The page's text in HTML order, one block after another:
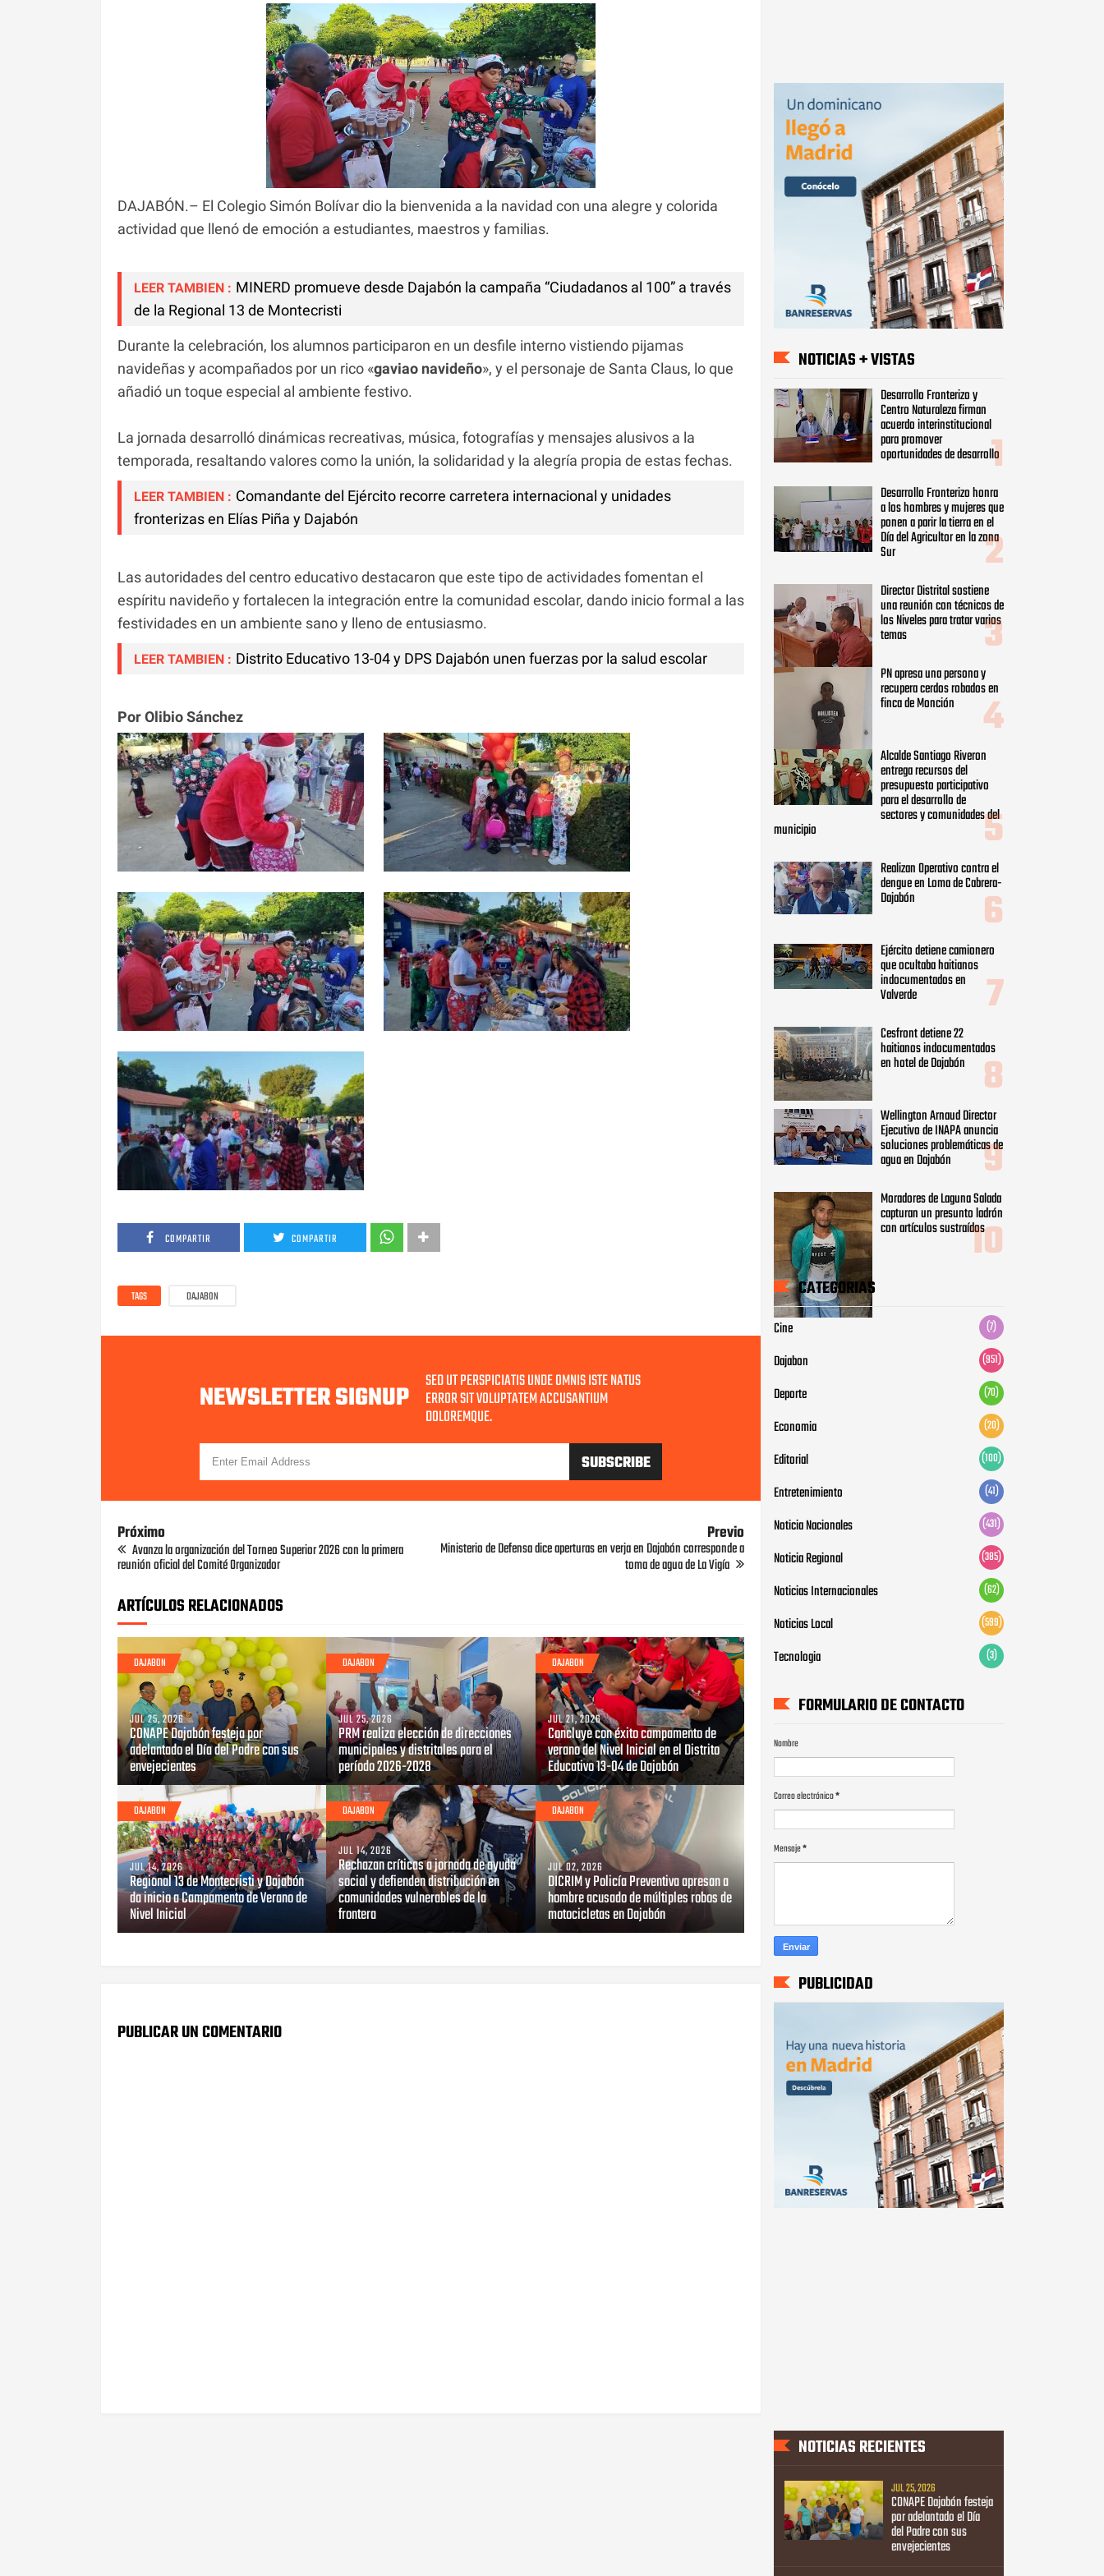
DAJABÓN.– El Colegio Simón Bolívar dio la bienvenida a la navidad con una alegre y colorida
actividad que llenó de emoción a estudiantes, maestros y familias.
LEER TAMBIEN : MINERD promueve desde Dajabón la campaña “Ciudadanos al 100” a través
de la Regional 13 de Montecristi
Durante la celebración, los alumnos participaron en un desfile interno vistiendo pijamas
navideñas y acompañados por un rico «gaviao navideño», y el personaje de Santa Claus, lo que
añadió un toque especial al ambiente festivo.
La jornada desarrolló dinámicas recreativas, música, fotografías y mensajes alusivos a la
temporada, resaltando valores como la unión, la solidaridad y la alegría propia de estas fechas.
LEER TAMBIEN : Comandante del Ejército recorre carretera internacional y unidades
fronterizas en Elías Piña y Dajabón
Las autoridades del centro educativo destacaron que este tipo de actividades fomentan el
espíritu navideño y fortalecen la integración entre la comunidad escolar, dando inicio formal a las
festividades en un ambiente sano y lleno de entusiasmo.
LEER TAMBIEN : Distrito Educativo 13-04 y DPS Dajabón unen fuerzas por la salud escolar
Por Olibio Sánchez
COMPARTIR COMPARTIR
TAGS DAJABON
NEWSLETTER SIGNUP SED UT PERSPICIATIS UNDE OMNIS ISTE NATUS
ERROR SIT VOLUPTATEM ACCUSANTIUM
DOLOREMQUE.
Próximo
Avanza la organización del Torneo Superior 2026 con la primera
reunión oficial del Comité Organizador
Previo
Ministerio de Defensa dice aperturas en verja en Dajabón corresponde a
toma de agua de La Vigía
ARTÍCULOS RELACIONADOS
DAJABON
JUL 25, 2026
CONAPE Dajabón festeja por
adelantado el Día del Padre con sus
envejecientes
DAJABON
JUL 25, 2026
PRM realiza elección de direcciones
municipales y distritales para el
período 2026-2028
DAJABON
JUL 21, 2026
Concluye con éxito campamento de
verano del Nivel Inicial en el Distrito
Educativo 13-04 de Dajabón
DAJABON
JUL 14, 2026
Regional 13 de Montecristi y Dajabón
da inicio a Campamento de Verano de
Nivel Inicial
DAJABON
JUL 14, 2026
Rechazan críticas a jornada de ayuda
social y defienden distribución en
comunidades vulnerables de la
frontera
DAJABON
JUL 02, 2026
DICRIM y Policía Preventiva apresan a
hombre acusado de múltiples robos de
motocicletas en Dajabón
PUBLICAR UN COMENTARIO
NOTICIAS + VISTAS
Desarrollo Fronterizo y
Centro Naturaleza firman
acuerdo interinstitucional
para promover
oportunidades de desarrollo
Desarrollo Fronterizo honra
a los hombres y mujeres que
ponen a parir la tierra en el
Sur
Director Distrital sostiene
una reunión con técnicos de
los Niveles para tratar varios
temas
PN apresa una persona y
recupera cerdos robados en
finca de Monción
Alcalde Santiago Riveron
entrega recursos del
presupuesto participativo
para el desarrollo de
sectores y comunidades del
municipio
Realizan Operativo contra el
dengue en Loma de Cabrera-
Dajabón
Ejército detiene camionero
que ocultaba haitianos
indocumentados en
Valverde
haitianos indocumentados
en hotel de Dajabón
Wellington Arnaud Director
Ejecutivo de INAPA anuncia
soluciones problemáticas de
agua en Dajabón
Moradores de Laguna Salada
capturan un presunto ladrón
con artículos sustraídos
CATEGORIAS
Cine (7)
Dajabon (951)
Deporte (70)
Economia (20)
Editorial
Entretenimiento
Noticia Nacionales (431)
Noticia Regional (385)
Noticias Internacionales (62)
Noticias Local (599)
Tecnologia (3)
FORMULARIO DE CONTACTO
Nombre
Mensaje*
PUBLICIDAD
NOTICIAS RECIENTES
JUL 25, 2026
CONAPE Dajabón festeja
por adelantado el Día
del Padre con sus
envejecientes